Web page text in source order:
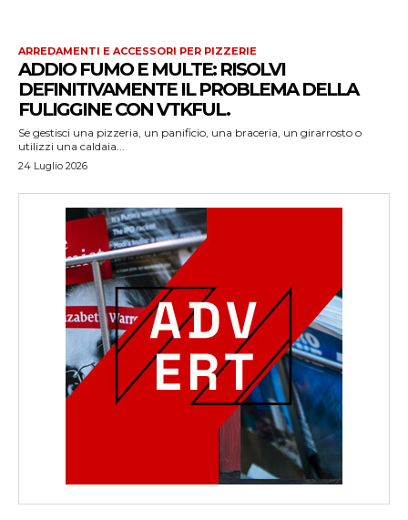
ARREDAMENTI E ACCESSORI PER PIZZERIE
ADDIO FUMO E MULTE: RISOLVI
DEFINITIVAMENTE IL PROBLEMA DELLA
FULIGGINE CON VTKFUL.
Se gestisci una pizzeria, un panificio, una braceria, un girarrosto o
utilizzi una caldaia...
24 Luglio 2026